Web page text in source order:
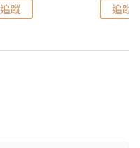
追蹤 追蹤